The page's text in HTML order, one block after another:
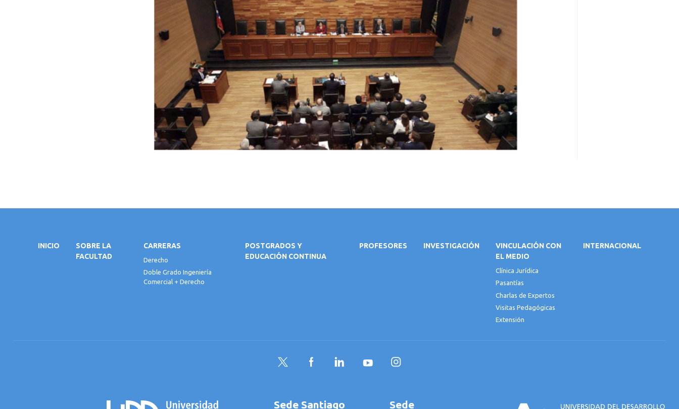
INICIO
SOBRE LA
FACULTAD
CARRERAS
Derecho
Doble Grado Ingeniería
Comercial + Derecho
POSTGRADOS Y
EDUCACIÓN CONTINUA
PROFESORES INVESTIGACIÓN
VINCULACIÓN CON
EL MEDIO
Clínica Jurídica
Pasantías
Charlas de Expertos
Visitas Pedagógicas
Extensión
INTERNACIONAL
Twitter FacebookLinkedInYouTubeInstagram
Sede Santiago Sede